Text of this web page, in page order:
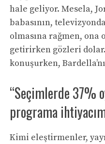
hale geliyor. Mesela,
babasının,
olmasına rağmen, ona
getirirken gözleri
konuşurken,
“Seçimlerde 37%
programa
Kimi eleştirmenler,